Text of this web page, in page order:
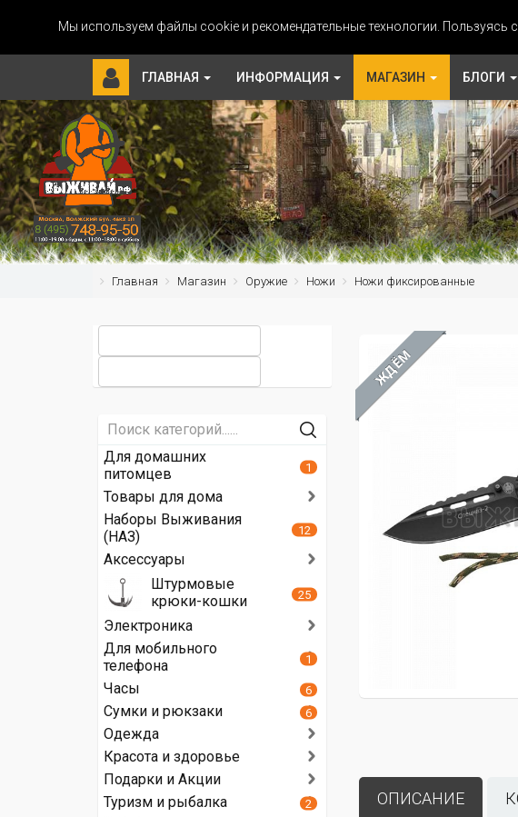
Мы используем файлы cookie и рекомендательные технологии.
ГЛАВНАЯ ИНФОРМАЦИЯ МАГАЗИН БЛОГИ
Главная Магазин Оружие Ножи Ножи фиксированные
ЖДЁМ
ОПИСАНИЕ
Для домашних
питомцев
1
Товары для дома
Наборы Выживания
(НАЗ)
12
Аксессуары
Штурмовые
крюки-кошки
25
Электроника
Для мобильного
телефона
1
Часы 6
Сумки и рюкзаки 6
Одежда
Красота и здоровье
Подарки и Акции
Туризм и рыбалка
2